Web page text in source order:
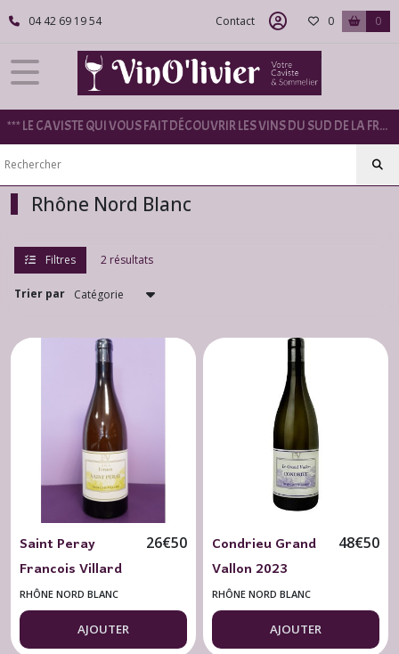
04 42 69 19 54 Contact 0 0
*** LE CAVISTE QUI VOUS FAIT DÉCOUVRIR LES VINS DU SUD DE LA FRANCE ***
Rhône Nord Blanc
Filtres 2 résultats
Trier par
Saint Peray
Francois Villard
Version 2022
26€50
RHÔNE NORD BLANC
AJOUTER
Condrieu Grand
Vallon 2023
François Villard
48€50
RHÔNE NORD BLANC
AJOUTER
Fermer
FILTRES
Tous
les
produits
Rhône
(12)
Rhône
(13)
(2)
Rhône
Nord
Rouge